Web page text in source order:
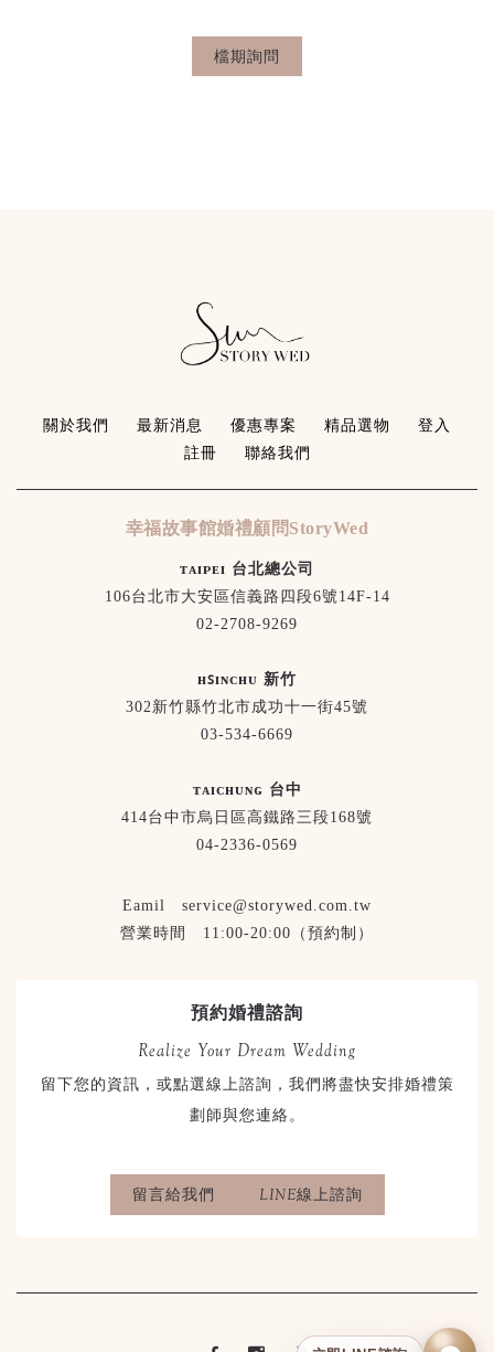
檔期詢問
關於我們 最新消息 優惠專案 精品選物
登入
註冊
聯絡我們
幸福故事館婚禮顧問StoryWed
ᴛᴀɪᴘᴇɪ 台北總公司
106台北市大安區信義路四段6號14F-14
02-2708-9269
ʜꜱɪɴᴄʜᴜ 新竹
302新竹縣竹北市成功十一街45號
03-534-6669
ᴛᴀɪᴄʜᴜɴɢ 台中
414台中市烏日區高鐵路三段168號
04-2336-0569
Eamil service@storywed.com.tw
營業時間 11:00-20:00（預約制）
預約婚禮諮詢
Realize Your Dream Wedding
留下您的資訊，或點選線上諮詢，我們將盡快安排婚禮策
劃師與您連絡。
留言給我們 LINE線上諮詢